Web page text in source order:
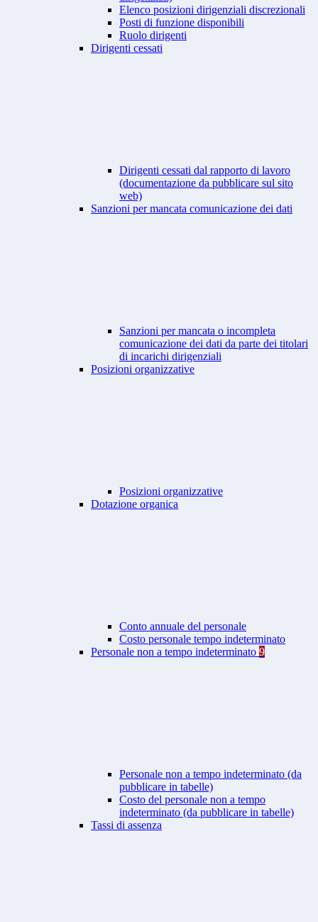
Elenco posizioni dirigenziali discrezionali
Posti di funzione disponibili
Ruolo dirigenti
Dirigenti cessati
Dirigenti cessati dal rapporto di lavoro
(documentazione da pubblicare sul sito
web)
Sanzioni per mancata comunicazione dei dati
Sanzioni per mancata o incompleta
comunicazione dei dati da parte dei titolari
di incarichi dirigenziali
Posizioni organizzative
Posizioni organizzative
Dotazione organica
Conto annuale del personale
Costo personale tempo indeterminato
Personale non a tempo indeterminato 9
Personale non a tempo indeterminato (da
pubblicare in tabelle)
Costo del personale non a tempo
indeterminato (da pubblicare in tabelle)
Tassi di assenza